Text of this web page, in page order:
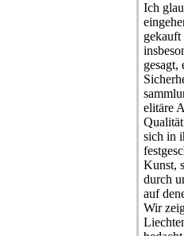
Ich
gekauft
gesagt,
elitäre
sich in
Kunst,
durch
auf
Wir